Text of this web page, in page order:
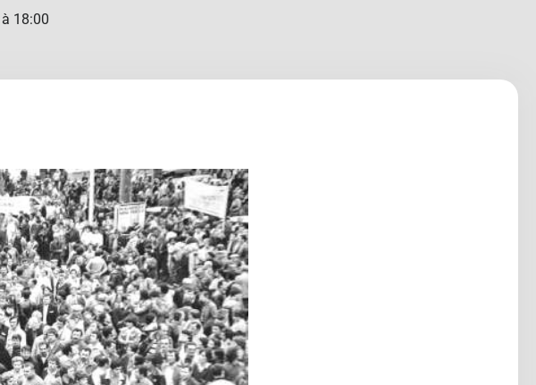
à 18:00